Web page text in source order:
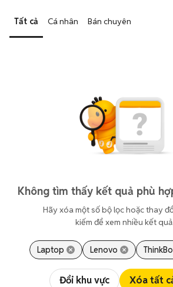
Tất cả Cá nhân Bán chuyên
Không tìm thấy kết quả phù
Hãy xóa một số bộ lọc hoặc thay
kiếm để xem nhiều kết
Laptop Lenovo
Đổi khu vực Xóa tất